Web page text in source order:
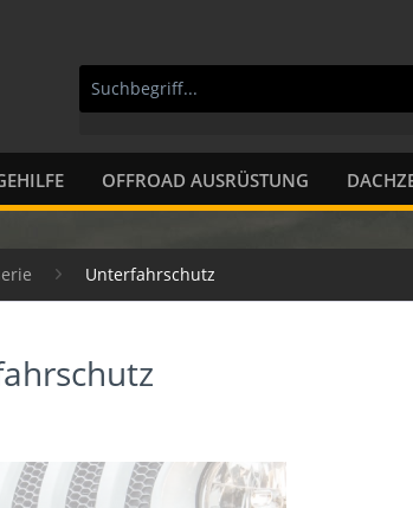
OFFROAD AUSRÜSTUNG
Unterfahrschutz